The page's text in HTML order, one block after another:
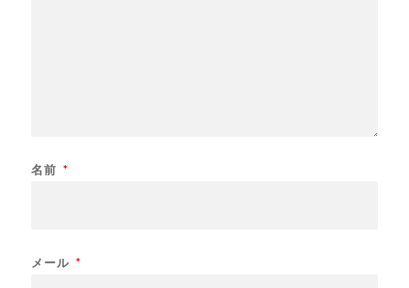
名前 *
メール *